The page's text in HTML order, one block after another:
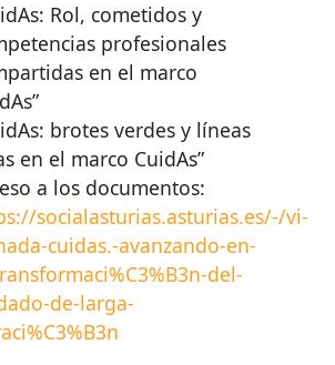
Rol, cometidos y
profesionales
en el marco
brotes verdes y líneas
en el marco CuidAs”
a los documentos:
socialasturias.asturias.es/-/vi-
cuidas.-avanzando-en-
del-
de-larga-